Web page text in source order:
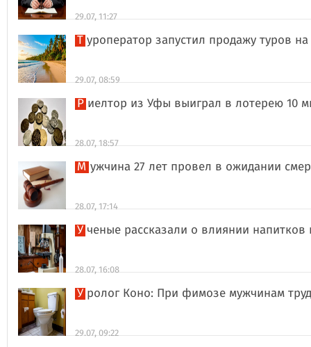
29.07, 11:27
Туроператор запустил продажу туров
29.07, 08:59
Риелтор из Уфы выиграл в лотерею 10
28.07, 18:57
Мужчина 27 лет провел в ожидании
28.07, 17:14
Ученые рассказали о влиянии
28.07, 16:08
Уролог Коно: При фимозе мужчинам
29.07, 09:22